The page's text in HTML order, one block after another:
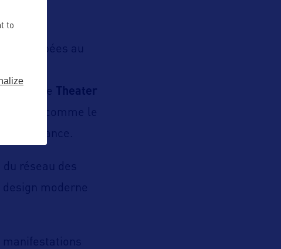
regroupées au
for
le Theater
comme le
du réseau des
moderne
manifestations
to